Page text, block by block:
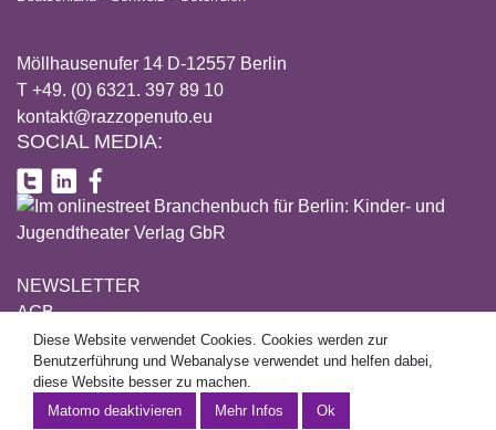
Möllhausenufer 14 D-12557 Berlin
T +49. (0) 6321. 397 89 10
kontakt@razzopenuto.eu
SOCIAL MEDIA:
NEWSLETTER
AGB
DATENSCHUTZ
IMPRESSUM
This site uses cookies. Cookies are used for user guidance and
web analytics and help to make this website better.
Mehr Informationen
Diese Website verwendet Cookies. Cookies werden zur
Benutzerführung und Webanalyse verwendet und helfen dabei,
diese Website besser zu machen.
Mehr Infos